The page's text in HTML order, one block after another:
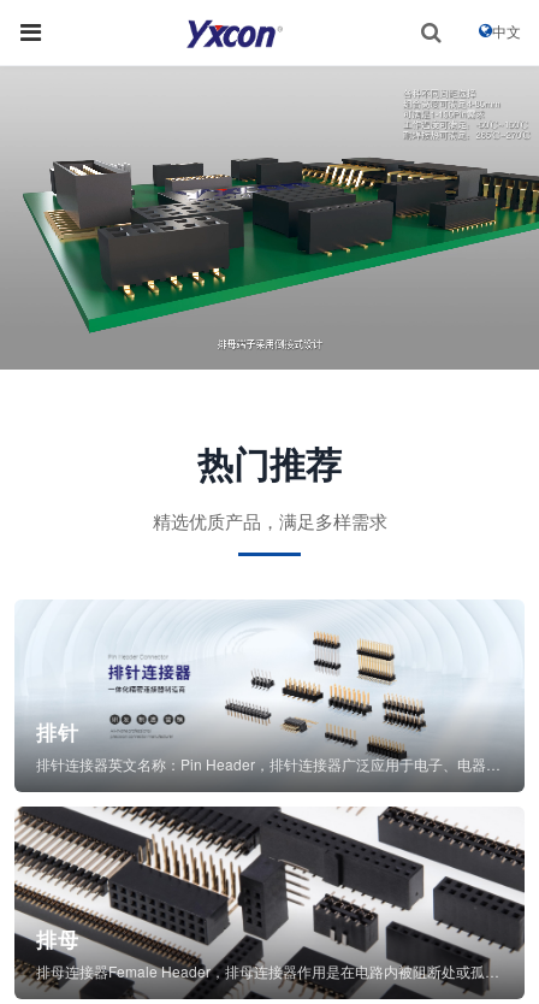
中文
热门推荐
精选优质产品，满足多样需求
排针
排母
排母连接器Female Header，排母连接器作用是在电路内被阻断处或孤立不通...